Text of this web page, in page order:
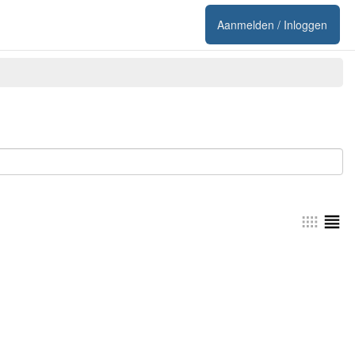
Aanmelden / Inloggen